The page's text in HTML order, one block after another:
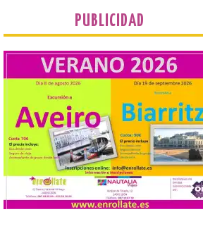
La Universidad de León
distribuye folletos con la
programación del evento
del eclipse solar que
organiza con la ESA y el
Ayuntamiento
7 Ago 2026
Los materiales ya pueden
recogerse gratuitamente
en la Oficina de
Información Turística de
León e incluyen, además
del programa del evento, una guía
práctica con recomendaciones
elaboradas por especialistas para
PUBLICIDAD